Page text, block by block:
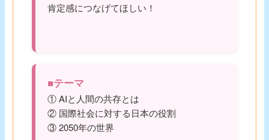
肯定感につなげてほしい！
■テーマ
① AIと人間の共存とは
② 国際社会に対する日本の役割
③ 2050年の世界